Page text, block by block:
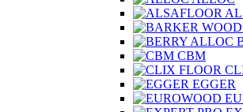
CBM
EGGER